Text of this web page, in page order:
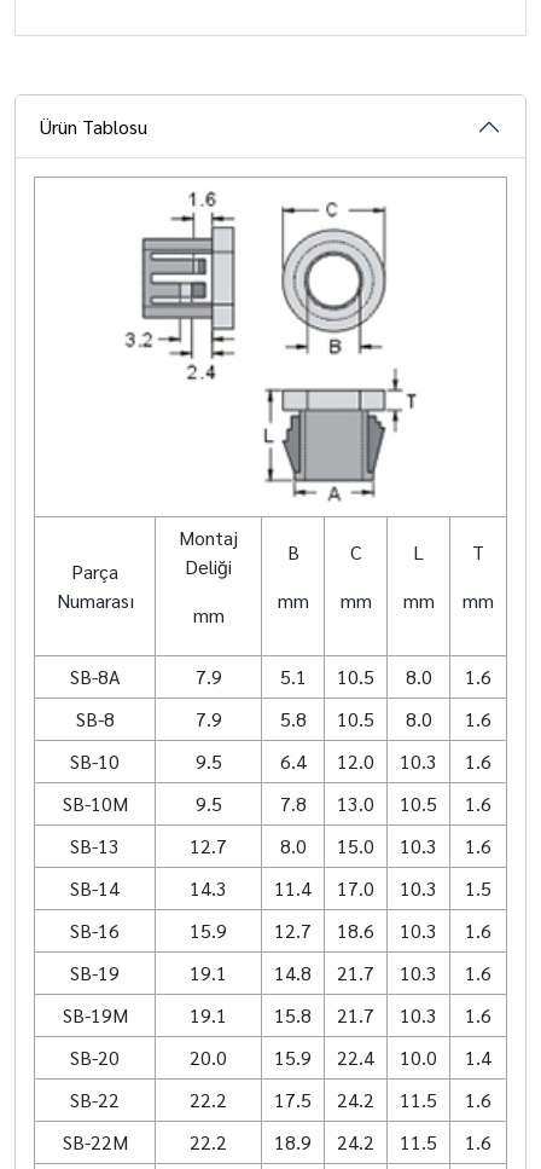
Ürün Tablosu
Parça
Numarası
Montaj
Deliği
mm
B
mm
C
mm
L
mm
T
mm
SB-8A 7.9 5.1 10.5 8.0
1.6
SB-8
7.9 5.8 10.5 8.0
1.6
SB-10
9.5 6.4 12.0 10.3
1.6
SB-10M
9.5 7.8 13.0 10.5
1.6
SB-13
12.7 8.0 15.0 10.3
1.6
SB-14
14.3 11.4 17.0 10.3
1.5
SB-16
15.9 12.7 18.6 10.3
1.6
SB-19
19.1 14.8 21.7 10.3
1.6
SB-19M
19.1 15.8 21.7 10.3
1.6
SB-20
20.0 15.9 22.4 10.0
1.4
SB-22
22.2 17.5 24.2 11.5
1.6
SB-22M
22.2 18.9 24.2 11.5
1.6